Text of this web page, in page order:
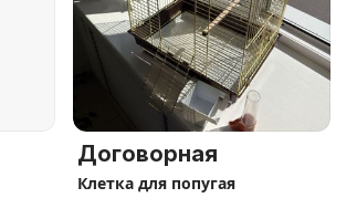
Договорная
Клетка для попугая